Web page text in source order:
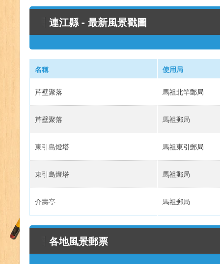
連江縣 - 最新風景戳圖
名稱 使用局
芹壁聚落 馬祖北竿郵局
芹壁聚落 馬祖郵局
東引島燈塔 馬祖東引郵局
東引島燈塔 馬祖郵局
介壽亭 馬祖郵局
各地風景郵票